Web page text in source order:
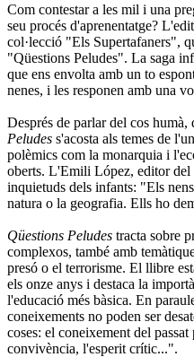
Com contestar a les mil i una
seu procés d'aprenentatge?
col·lecció "Els Supertafaners",
"Qüestions Peludes". La saga
que ens envolta amb un to
nenes, i les responen amb una
Després de parlar del cos
Peludes s'acosta als temes de
polèmics com la monarquia i
oberts. L'Emili López, editor
inquietuds dels infants: "Els
natura o la geografia. Ells ho
Qüestions Peludes tracta sobre
complexos, també amb
presó o el terrorisme. El llibre
els onze anys i destaca la
l'educació més bàsica. En
coneixements no poden ser
coses: el coneixement del
convivència, l'esperit crític...".